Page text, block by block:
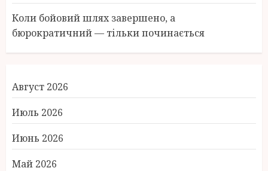
Коли бойовий шлях завершено, а
бюрократичний — тільки починається
Август 2026
Июль 2026
Июнь 2026
Май 2026